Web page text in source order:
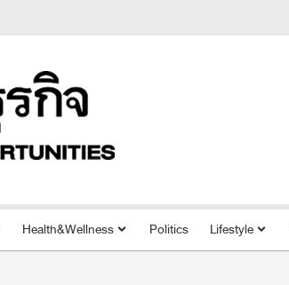
Health&Wellness Politics Lifestyle